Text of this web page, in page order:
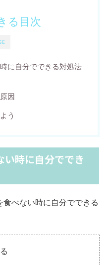
る目次
に自分でできる対処法
因
う
い時に自分ででき
べない時に自分でできる